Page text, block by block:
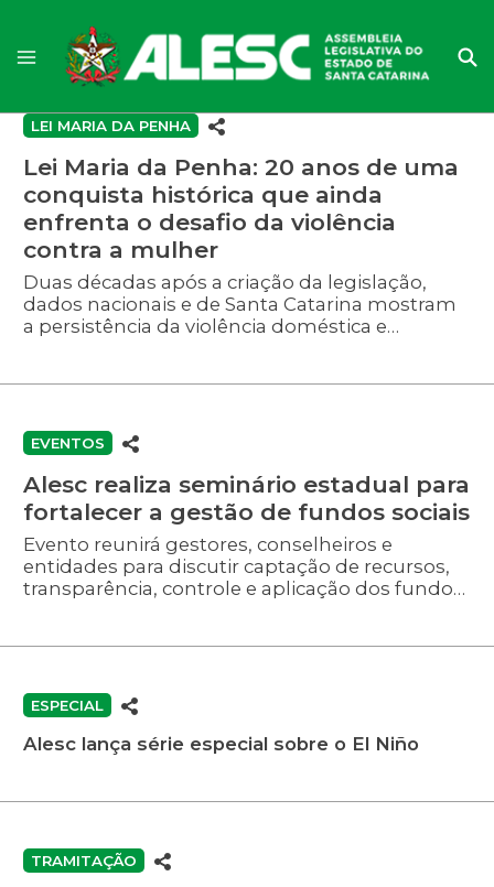
LEI MARIA DA PENHA
Lei Maria da Penha: 20 anos de uma
conquista histórica que ainda
enfrenta o desafio da violência
contra a mulher
Duas décadas após a criação da legislação,
dados nacionais e de Santa Catarina mostram
a persistência da violência doméstica e
EVENTOS
Alesc realiza seminário estadual para
fortalecer a gestão de fundos sociais
Evento reunirá gestores, conselheiros e
entidades para discutir captação de recursos,
transparência, controle e aplicação dos fundos
ESPECIAL
Alesc lança série especial sobre o El Niño
TRAMITAÇÃO